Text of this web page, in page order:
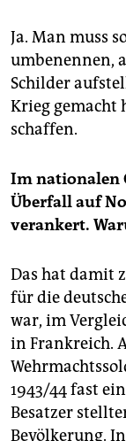
Ja. Man muss
umbenennen,
Schilder
Krieg gemacht
schaffen.
Im nationalen
Überfall auf
verankert.
Das hat damit
für die
war, im
in Frankreich.
1943/44 fast
Besatzer
Bevölkerung.